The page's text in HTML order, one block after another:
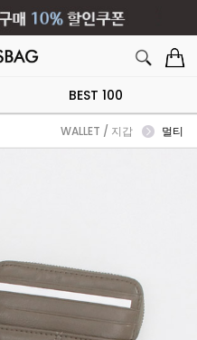
BEST 100
WALLET / 지갑 멀티